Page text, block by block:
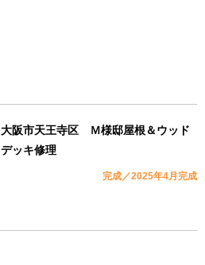
大阪市天王寺区 Ｍ様邸屋根＆ウッド
デッキ修理
完成／2025年4月完成